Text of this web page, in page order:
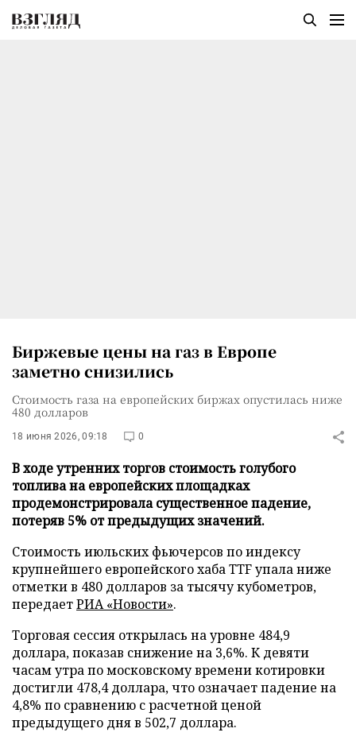
Биржевые цены на газ в Европе
заметно снизились
Стоимость газа на европейских биржах опустилась ниже
480 долларов
18 июня 2026, 09:18 0
В ходе утренних торгов стоимость голубого
топлива на европейских площадках
продемонстрировала существенное падение,
потеряв 5% от предыдущих значений.
Стоимость июльских фьючерсов по индексу
крупнейшего европейского хаба TTF упала ниже
отметки в 480 долларов за тысячу кубометров,
передаетРИА «Новости».
Торговая сессия открылась на уровне 484,9
доллара, показав снижение на 3,6%. К девяти
часам утра по московскому времени котировки
достигли 478,4 доллара, что означает падение на
4,8% по сравнению с расчетной ценой
предыдущего дня в 502,7 доллара.